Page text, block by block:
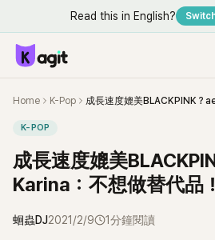
Read this in English?
Home K-Pop
K-POP
成長速度媲美
Karina：不想做替代品！
蛔蟲DJ2021/2/9 1分鐘閱讀